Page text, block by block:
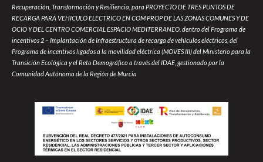
Recuperación, Transformación y Resiliencia, para PROYECTO DE TRES PUNTOS DE
RECARGA PARA VEHICULO ELECTRICO EN COM PROP DE LAS ZONAS COMUNES Y DE
OCIO Y DEL CENTRO COMERCIAL ESPACIO MEDITERRANEO. dentro del Programa de
incentivos 2 – Implantación de Infraestructura de recarga de vehículos eléctricos, del
Programa de incentivos ligados a la movilidad eléctrica (MOVES III) del Ministerio para la
Transición Ecológica y el Reto Demográfico a través del IDAE, gestionado por la
Comunidad Autónoma de la Región de Murcia